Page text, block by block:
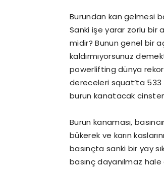
Burundan kan gelmesi
Sanki işe yarar zorlu bir
midir? Bunun genel bir
kaldırmıyorsunuz
powerlifting dünya
dereceleri squat’ta 533
burun kanatacak
Burun kanaması,
bükerek ve karın
basınçta sanki bir yay
basınç dayanılmaz